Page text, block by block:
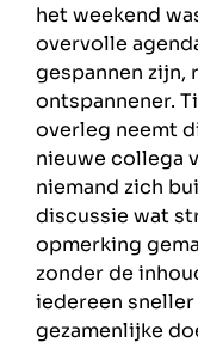
het weekend
overvolle
gespannen zijn,
ontspannener.
overleg neemt
nieuwe collega
niemand zich
discussie wat
opmerking
zonder de
iedereen
gezamenlijke